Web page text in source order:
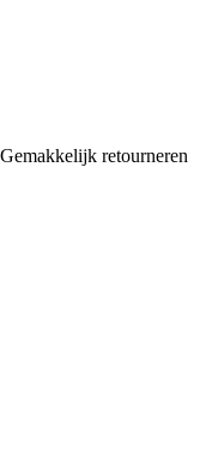
Gemakkelijk retourneren